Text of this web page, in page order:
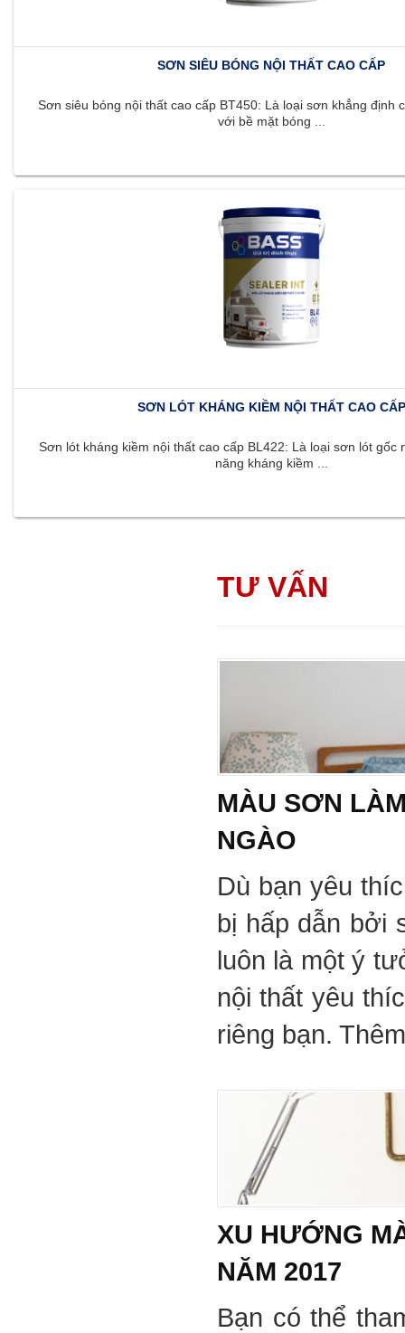
SƠN SIÊU BÓNG NỘI THẤT CAO CẤP
Sơn siêu bóng nội thất cao cấp BT450: Là loại sơn khẳng định
với bề mặt bóng ...
SƠN LÓT KHÁNG KIỀM NỘI THẤT CAO CẤP
Sơn lót kháng kiềm nội thất cao cấp BL422: Là loại sơn lót gốc
năng kháng kiềm ...
TƯ VẤN
MÀU SƠN
NGÀO
Dù bạn yêu
bị hấp dẫn bởi
luôn là một ý
nội thất yêu
riêng bạn.
XU HƯỚNG
NĂM 2017
Bạn có thể